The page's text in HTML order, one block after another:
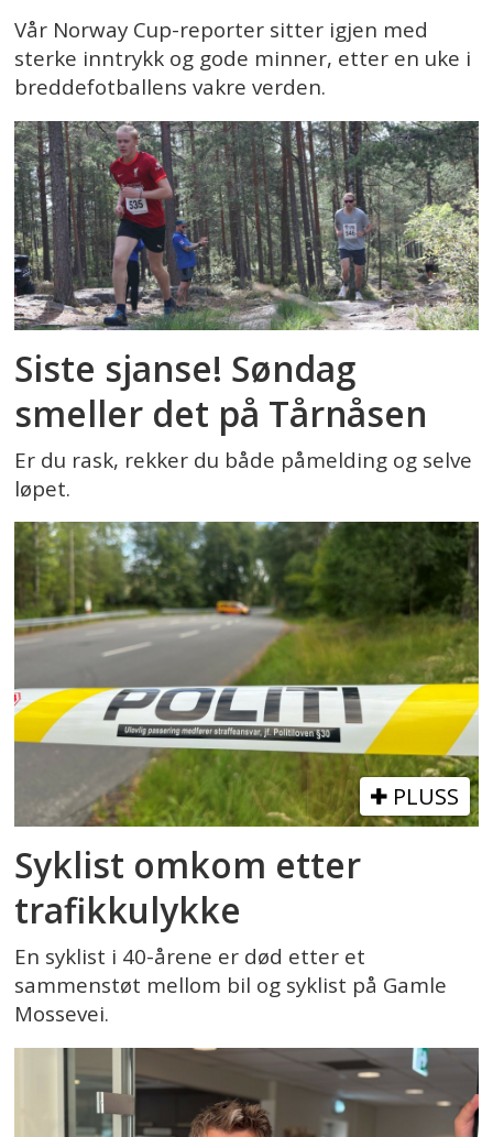
Vår Norway Cup-reporter sitter igjen med
sterke inntrykk og gode minner, etter en uke i
breddefotballens vakre verden.
Siste sjanse! Søndag
smeller det på Tårnåsen
Er du rask, rekker du både påmelding og selve
løpet.
PLUSS
Syklist omkom etter
trafikkulykke
En syklist i 40-årene er død etter et
sammenstøt mellom bil og syklist på Gamle
Mossevei.